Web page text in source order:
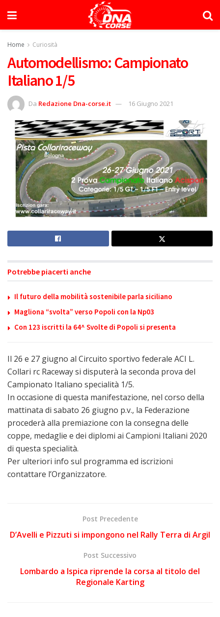
Home Curiosità
Automodellismo: Campionato
Italiano 1/5
Da Redazione Dna-corse.it 16 Giugno 2021
Potrebbe piacerti anche
Il futuro della mobilità sostenibile parla siciliano
Magliona “svolta” verso Popoli con la Np03
Con 123 iscritti la 64^ Svolte di Popoli si presenta
Il 26 e 27 giugno al Circuito sportivo federale ACI L.
Collari rc Raceway si disputerà la seconda prova del
Campionato Italiano specialità 1/5.
In occasione di questa manifestazione, nel corso della
mattinata di sabato 26 giugno p.v., la Federazione
procederà alla premiazione con la consegna delle
coppe, medaglie e dei diplomi ai Campioni Italiani 2020
di questa specialità.
Per ulteriori info sul programma ed iscrizioni
contattare l’Organizzatore.
Post Precedente
D’Avelli e Pizzuti si impongono nel Rally Terra di Argil
Post Successivo
Lombardo a Ispica riprende la corsa al titolo del
Regionale Karting